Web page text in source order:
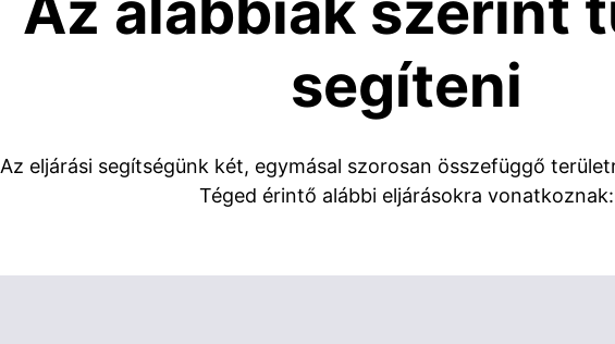
segíteni
Az eljárási segítségünk két, egymásal szorosan összefüggő
Téged érintő alábbi eljárásokra vonatkoznak: